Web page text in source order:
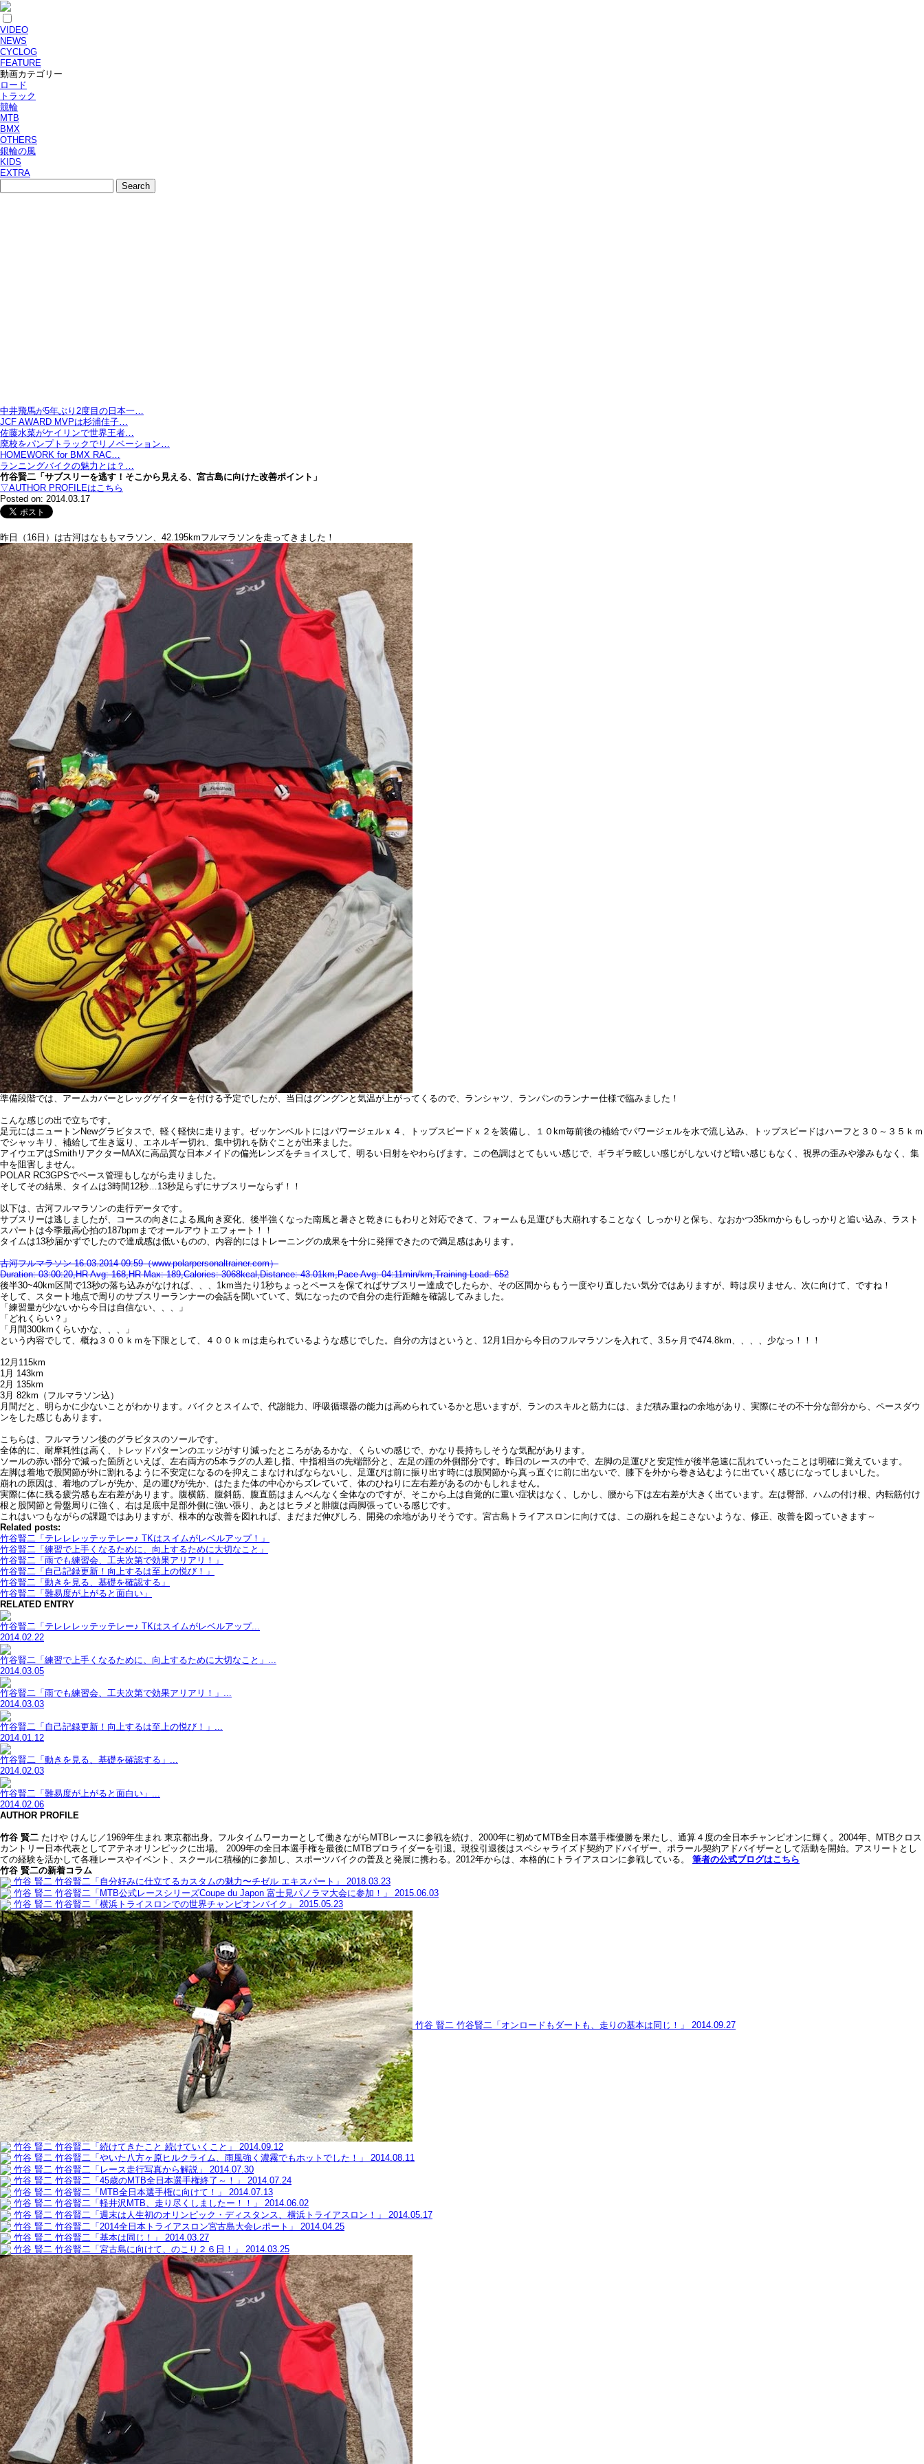
VIDEO
NEWS
CYCLOG
FEATURE
動画カテゴリー
ロード
トラック
競輪
MTB
BMX
OTHERS
銀輪の風
KIDS
EXTRA
中井飛馬が5年ぶり2度目の日本一…
JCF AWARD MVPは杉浦佳子…
佐藤水菜がケイリンで世界王者…
廃校をパンプトラックでリノベーション…
HOMEWORK for BMX RAC…
ランニングバイクの魅力とは？…
竹谷賢二「サブスリーを逃す！そこから見える、宮古島に向けた改善ポイント」
▽AUTHOR PROFILEはこちら
Posted on: 2014.03.17
昨日（16日）は古河はなももマラソン、42.195kmフルマラソンを走ってきました！
準備段階では、アームカバーとレッグゲイターを付ける予定でしたが、当日はグングンと気温が上がってくるので、ランシャツ、ランパンのランナー仕様で臨みました！
こんな感じの出で立ちです。
足元にはニュートンNewグラビタスで、軽く軽快に走ります。ゼッケンベルトにはパワージェルｘ４、トップスピードｘ２を装備し、１０km毎前後の補給でパワージェルを水で流し込み、トップスピードはハーフと３０～３５ｋｍ
でシャッキリ、補給して生き返り、エネルギー切れ、集中切れを防ぐことが出来ました。
アイウエアはSmithリアクターMAXに高品質な日本メイドの偏光レンズをチョイスして、明るい日射をやわらげます。この色調はとてもいい感じで、ギラギラ眩しい感じがしないけど暗い感じもなく、視界の歪みや滲みもなく、集
中を阻害しません。
POLAR RC3GPSでペース管理もしながら走りました。
そしてその結果、タイムは3時間12秒…13秒足らずにサブスリーならず！！
以下は、古河フルマラソンの走行データです。
サブスリーは逃しましたが、コースの向きによる風向き変化、後半強くなった南風と暑さと乾きにもわりと対応できて、フォームも足運びも大崩れすることなく しっかりと保ち、なおかつ35kmからもしっかりと追い込み、ラスト
スパートは今季最高心拍の187bpmまでオールアウトエフォート！！
タイムは13秒届かずでしたので達成感は低いものの、内容的にはトレーニングの成果を十分に発揮できたので満足感はあります。
古河フルマラソン 16.03.2014 09:59（www.polarpersonaltrainer.com）
Duration: 03:00:20,HR Avg: 168,HR Max: 189,Calories: 3068kcal,Distance: 43.01km,Pace Avg: 04:11min/km,Training Load: 652
後半30~40km区間で13秒の落ち込みがなければ、、、1km当たり1秒ちょっとペースを保てればサブスリー達成でしたらか、その区間からもう一度やり直したい気分ではありますが、時は戻りません、次に向けて、ですね！
そして、スタート地点で周りのサブスリーランナーの会話を聞いていて、気になったので自分の走行距離を確認してみました。
「練習量が少ないから今日は自信ない、、、」
「どれくらい？」
「月間300kmくらいかな、、、」
という内容でして、概ね３００ｋｍを下限として、４００ｋｍは走られているような感じでした。自分の方はというと、12月1日から今日のフルマラソンを入れて、3.5ヶ月で474.8km、、、、少なっ！！！
12月115km
1月 143km
2月 135km
3月 82km（フルマラソン込）
月間だと、明らかに少ないことがわかります。バイクとスイムで、代謝能力、呼吸循環器の能力は高められているかと思いますが、ランのスキルと筋力には、まだ積み重ねの余地があり、実際にその不十分な部分から、ペースダウ
ンをした感じもあります。
こちらは、フルマラソン後のグラビタスのソールです。
全体的に、耐摩耗性は高く、トレッドパターンのエッジがすり減ったところがあるかな、くらいの感じで、かなり長持ちしそうな気配があります。
ソールの赤い部分で減った箇所といえば、左右両方の5本ラグの人差し指、中指相当の先端部分と、左足の踵の外側部分です。昨日のレースの中で、左脚の足運びと安定性が後半急速に乱れていったことは明確に覚えています。
左脚は着地で股関節が外に割れるように不安定になるのを抑えこまなければならないし、足運びは前に振り出す時には股関節から真っ直ぐに前に出ないで、膝下を外から巻き込むように出ていく感じになってしまいした。
崩れの原因は、着地のブレが先か、足の運びが先か、はたまた体の中心からズレていて、体のひねりに左右差があるのかもしれません。
実際に体に残る疲労感も左右差があります。腹横筋、腹斜筋、腹直筋はまんべんなく全体なのですが、そこから上は自覚的に重い症状はなく、しかし、腰から下は左右差が大きく出ています。左は臀部、ハムの付け根、内転筋付け
根と股関節と骨盤周りに強く、右は足底中足部外側に強い張り、あとはヒラメと腓腹は両脚張っている感じです。
これはいつもながらの課題ではありますが、根本的な改善を図れれば、まだまだ伸びしろ、開発の余地がありそうです。宮古島トライアスロンに向けては、この崩れを起こさないような、修正、改善を図っていきます～
Related posts:
竹谷賢二「テレレレッテッテレー♪ TKはスイムがレベルアップ！」
竹谷賢二「練習で上手くなるために、向上するために大切なこと」
竹谷賢二「雨でも練習会、工夫次第で効果アリアリ！」
竹谷賢二「自己記録更新！向上するは至上の悦び！」
竹谷賢二「動きを見る、基礎を確認する」
竹谷賢二「難易度が上がると面白い」
RELATED ENTRY
竹谷賢二「テレレレッテッテレー♪ TKはスイムがレベルアップ...
2014.02.22
竹谷賢二「練習で上手くなるために、向上するために大切なこと」...
2014.03.05
竹谷賢二「雨でも練習会、工夫次第で効果アリアリ！」...
2014.03.03
竹谷賢二「自己記録更新！向上するは至上の悦び！」...
2014.01.12
竹谷賢二「動きを見る、基礎を確認する」...
2014.02.03
竹谷賢二「難易度が上がると面白い」...
2014.02.06
AUTHOR PROFILE
竹谷 賢二 たけや けんじ／1969年生まれ 東京都出身。フルタイムワーカーとして働きながらMTBレースに参戦を続け、2000年に初めてMTB全日本選手権優勝を果たし、通算４度の全日本チャンピオンに輝く。2004年、MTBクロス
カントリー日本代表としてアテネオリンピックに出場。 2009年の全日本選手権を最後にMTBプロライダーを引退。現役引退後はスペシャライズド契約アドバイザー、ポラール契約アドバイザーとして活動を開始。アスリートとし
ての経験を活かして各種レースやイベント、スクールに積極的に参加し、スポーツバイクの普及と発展に携わる。2012年からは、本格的にトライアスロンに参戦している。 筆者の公式ブログはこちら
竹谷 賢二の新着コラム
竹谷 賢二 竹谷賢二「自分好みに仕立てるカスタムの魅力〜チゼル エキスパート」
2018.03.23
竹谷 賢二 竹谷賢二「MTB公式レースシリーズCoupe du Japon 富士見パノラマ大会に参加！」
2015.06.03
竹谷 賢二 竹谷賢二「横浜トライスロンでの世界チャンピオンバイク」 2015.05.23
竹谷 賢二 竹谷賢二「オンロードもダートも、走りの基本は同じ！」 2014.09.27
竹谷 賢二 竹谷賢二「続けてきたこと 続けていくこと」
2014.09.12
竹谷 賢二 竹谷賢二「やいた八方ヶ原ヒルクライム、雨風強く濃霧でもホットでした！」
2014.08.11
竹谷 賢二 竹谷賢二「レース走行写真から解説」
2014.07.30
竹谷 賢二 竹谷賢二「45歳のMTB全日本選手権終了～！」
2014.07.24
竹谷 賢二 竹谷賢二「MTB全日本選手権に向けて！」
2014.07.13
竹谷 賢二 竹谷賢二「軽井沢MTB、走り尽くしましたー！！」
2014.06.02
竹谷 賢二 竹谷賢二「週末は人生初のオリンピック・ディスタンス、横浜トライアスロン！」
2014.05.17
竹谷 賢二 竹谷賢二「2014全日本トライアスロン宮古島大会レポート」
2014.04.25
竹谷 賢二 竹谷賢二「基本は同じ！」
2014.03.27
竹谷 賢二 竹谷賢二「宮古島に向けて、のこり２６日！」 2014.03.25